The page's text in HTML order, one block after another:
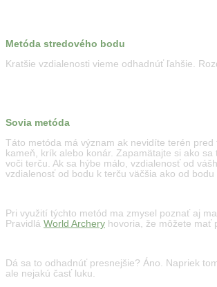
Metóda stredového bodu
Kratšie vzdialenosti vieme odhadnúť ľahšie.
Sovia metóda
Táto metóda má význam ak nevidíte terén
kameň, krík alebo konár. Zapamätajte si ako
voči terču. Ak sa hýbe málo, vzdialenosť od
vzdialenosť od bodu k terču väčšia ako od bodu
Pri využití týchto metód ma zmysel poznať aj
Pravidlá World Archery hovoria, že môžete mať
Dá sa to odhadnúť presnejšie? Áno. Napriek
ale nejakú časť luku.